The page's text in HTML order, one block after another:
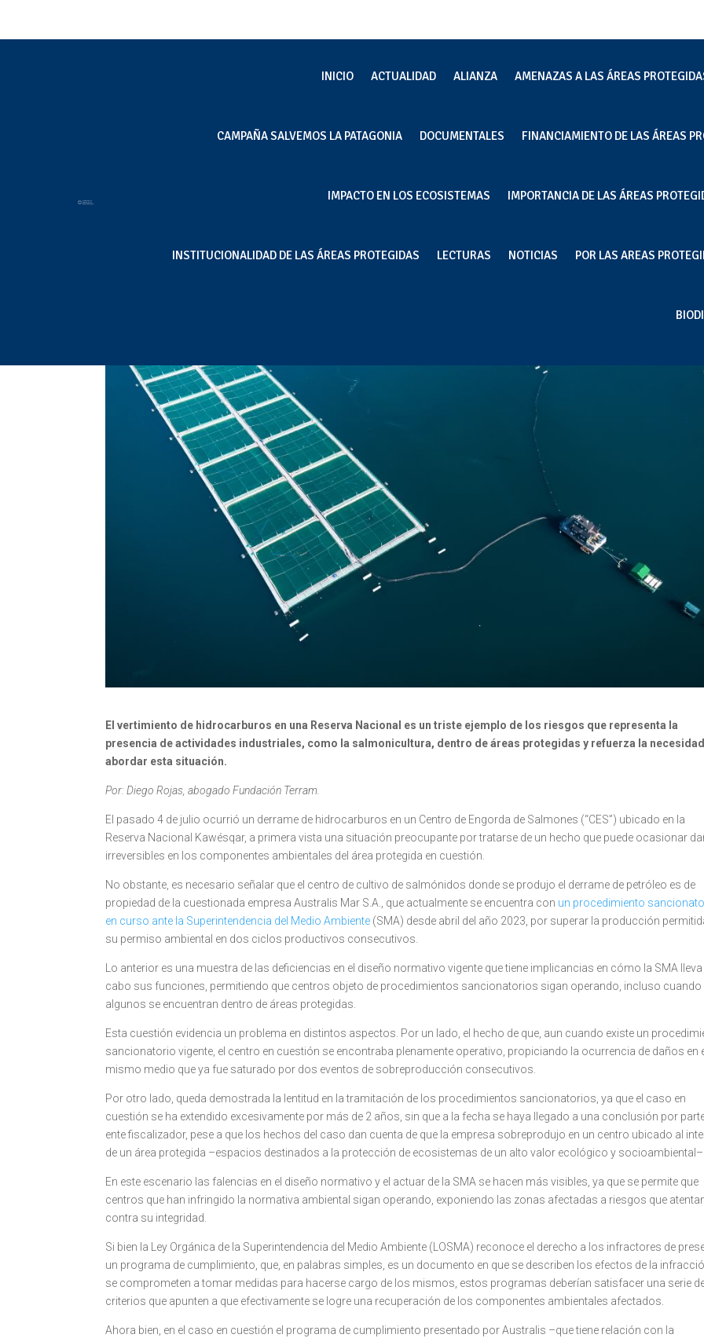
INICIO ACTUALIDAD ALIANZA AMENAZAS A LAS ÁREAS
CAMPAÑA SALVEMOS LA PATAGONIA DOCUMENTALES FINANCIAMIENTO DE LAS ÁREAS
IMPACTO EN LOS ECOSISTEMAS IMPORTANCIA DE LAS ÁREAS
INSTITUCIONALIDAD DE LAS ÁREAS PROTEGIDAS LECTURAS NOTICIAS POR LAS AREAS
[El Mostrador] Derrame en la Reserva Nacional
El vertimiento de hidrocarburos en una Reserva Nacional es un triste ejemplo de los riesgos que representa la
presencia de actividades industriales, como la salmonicultura, dentro de áreas protegidas y refuerza la
abordar esta situación.
Por: Diego Rojas, abogado Fundación Terram.
El pasado 4 de julio ocurrió un derrame de hidrocarburos en un Centro de Engorda de Salmones (“CES”) ubicado en la
Reserva Nacional Kawésqar, a primera vista una situación preocupante por tratarse de un hecho que puede ocasionar
irreversibles en los componentes ambientales del área protegida en cuestión.
No obstante, es necesario señalar que el centro de cultivo de salmónidos donde se produjo el derrame de petróleo es de
propiedad de la cuestionada empresa Australis Mar S.A., que actualmente se encuentra con un procedimiento
en curso ante la Superintendencia del Medio Ambiente (SMA) desde abril del año 2023, por superar la producción
su permiso ambiental en dos ciclos productivos consecutivos.
Lo anterior es una muestra de las deficiencias en el diseño normativo vigente que tiene implicancias en cómo la SMA lleva
cabo sus funciones, permitiendo que centros objeto de procedimientos sancionatorios sigan operando, incluso cuando
algunos se encuentran dentro de áreas protegidas.
Esta cuestión evidencia un problema en distintos aspectos. Por un lado, el hecho de que, aun cuando existe un
sancionatorio vigente, el centro en cuestión se encontraba plenamente operativo, propiciando la ocurrencia de daños en
mismo medio que ya fue saturado por dos eventos de sobreproducción consecutivos.
Por otro lado, queda demostrada la lentitud en la tramitación de los procedimientos sancionatorios, ya que el caso en
cuestión se ha extendido excesivamente por más de 2 años, sin que a la fecha se haya llegado a una conclusión por
ente fiscalizador, pese a que los hechos del caso dan cuenta de que la empresa sobreprodujo en un centro ubicado al
de un área protegida –espacios destinados a la protección de ecosistemas de un alto valor ecológico y socioambiental–.
En este escenario las falencias en el diseño normativo y el actuar de la SMA se hacen más visibles, ya que se permite que
centros que han infringido la normativa ambiental sigan operando, exponiendo las zonas afectadas a riesgos que
contra su integridad.
Si bien la Ley Orgánica de la Superintendencia del Medio Ambiente (LOSMA) reconoce el derecho a los infractores de
un programa de cumplimiento, que, en palabras simples, es un documento en que se describen los efectos de la
se comprometen a tomar medidas para hacerse cargo de los mismos, estos programas deberían satisfacer una serie
criterios que apunten a que efectivamente se logre una recuperación de los componentes ambientales afectados.
Ahora bien, en el caso en cuestión el programa de cumplimiento presentado por Australis –que tiene relación con la